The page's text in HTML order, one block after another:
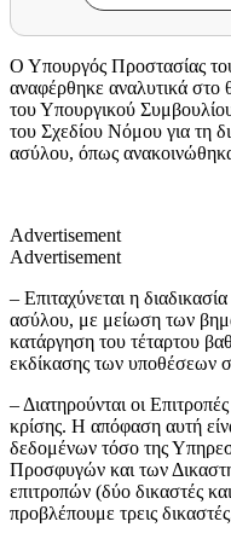
Ο Υπουργός Προστασίας
αναφέρθηκε αναλυτικά στο
του Υπουργικού
του Σχεδίου Νόμου για τη
ασύλου, όπως
Advertisement
Advertisement
– Επιταχύνεται η
ασύλου, με μείωση των
κατάργηση του τέταρτου
εκδίκασης των υποθέσεων
– Διατηρούνται οι
κρίσης. Η απόφαση αυτή
δεδομένων τόσο της
Προσφυγών και των
επιτροπών (δύο δικαστές
προβλέπουμε τρεις